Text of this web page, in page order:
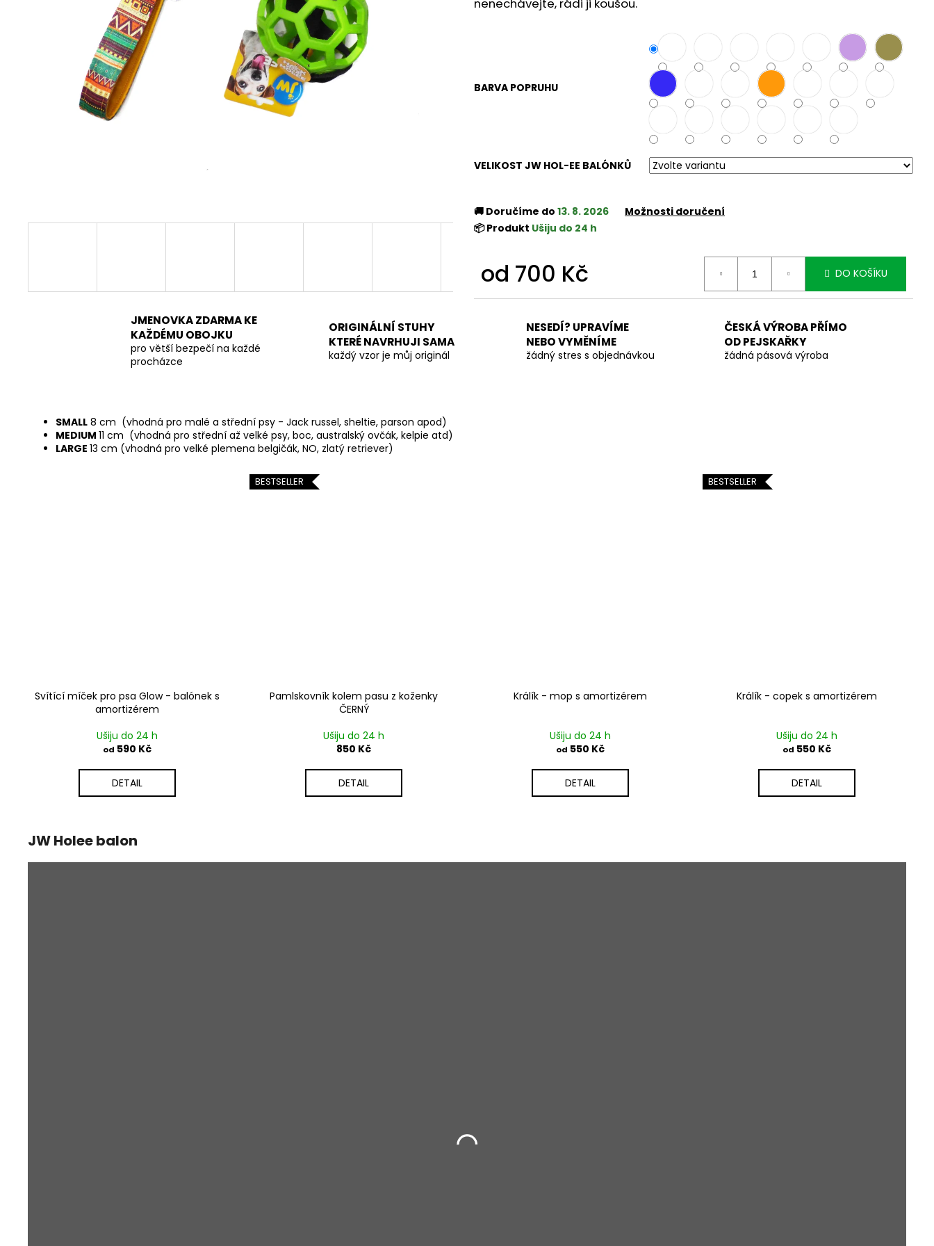
BARVA POPRUHU
VELIKOST JW HOL-EE BALÓNKŮ
🚚 Doručíme do 13. 8. 2026
Možnosti doručení
📦 Produkt Ušiju do 24 h
od 700 Kč
cena:
DO KOŠÍKU
JMENOVKA ZDARMA KE
KAŽDÉMU OBOJKU
pro větší bezpečí na každé
procházce
ORIGINÁLNÍ STUHY
KTERÉ NAVRHUJI SAMA
každý vzor je můj originál
NESEDÍ? UPRAVÍME
NEBO VYMĚNÍME
žádný stres s objednávkou
ČESKÁ VÝROBA PŘÍMO
OD PEJSKAŘKY
žádná pásová výroba
SMALL 8 cm (vhodná pro malé a střední psy - Jack russel, sheltie, parson apod)
MEDIUM 11 cm (vhodná pro střední až velké psy, boc, australský ovčák, kelpie atd)
LARGE 13 cm (vhodná pro velké plemena belgičák, NO, zlatý retriever)
Svítící míček pro psa Glow - balónek s
amortizérem
Ušiju do 24 h
od 590 Kč
DETAIL
BESTSELLER
Pamlskovník kolem pasu z koženky
ČERNÝ
Ušiju do 24 h
850 Kč
DETAIL
Králík - mop s amortizérem
Ušiju do 24 h
od 550 Kč
DETAIL
BESTSELLER
Králík - copek s amortizérem
Ušiju do 24 h
od 550 Kč
DETAIL
JW Holee balon